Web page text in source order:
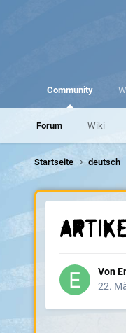
Community
Forum Wiki
Startseite deutsch
Von
22.